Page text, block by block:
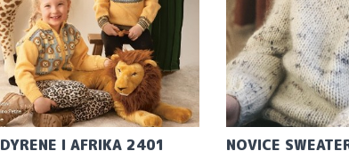
DYRENE I AFRIKA 2401